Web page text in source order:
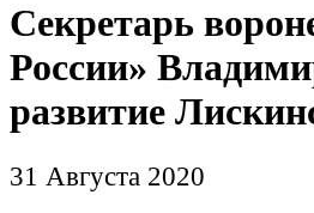
Секретарь
России»
развитие
31 Августа 2020